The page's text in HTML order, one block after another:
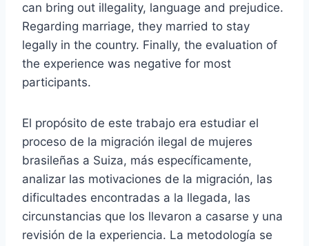
can bring out illegality, language and prejudice.
Regarding marriage, they married to stay
legally in the country. Finally, the evaluation of
the experience was negative for most
participants.
El propósito de este trabajo era estudiar el
proceso de la migración ilegal de mujeres
brasileñas a Suiza, más específicamente,
analizar las motivaciones de la migración, las
dificultades encontradas a la llegada, las
circunstancias que los llevaron a casarse y una
revisión de la experiencia. La metodología se